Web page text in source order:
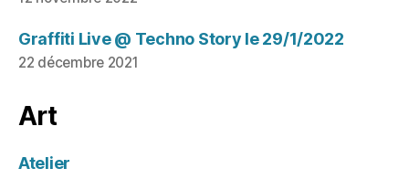
Graffiti Live @ Techno Story le 29/1/2022
22 décembre 2021
Art
Atelier